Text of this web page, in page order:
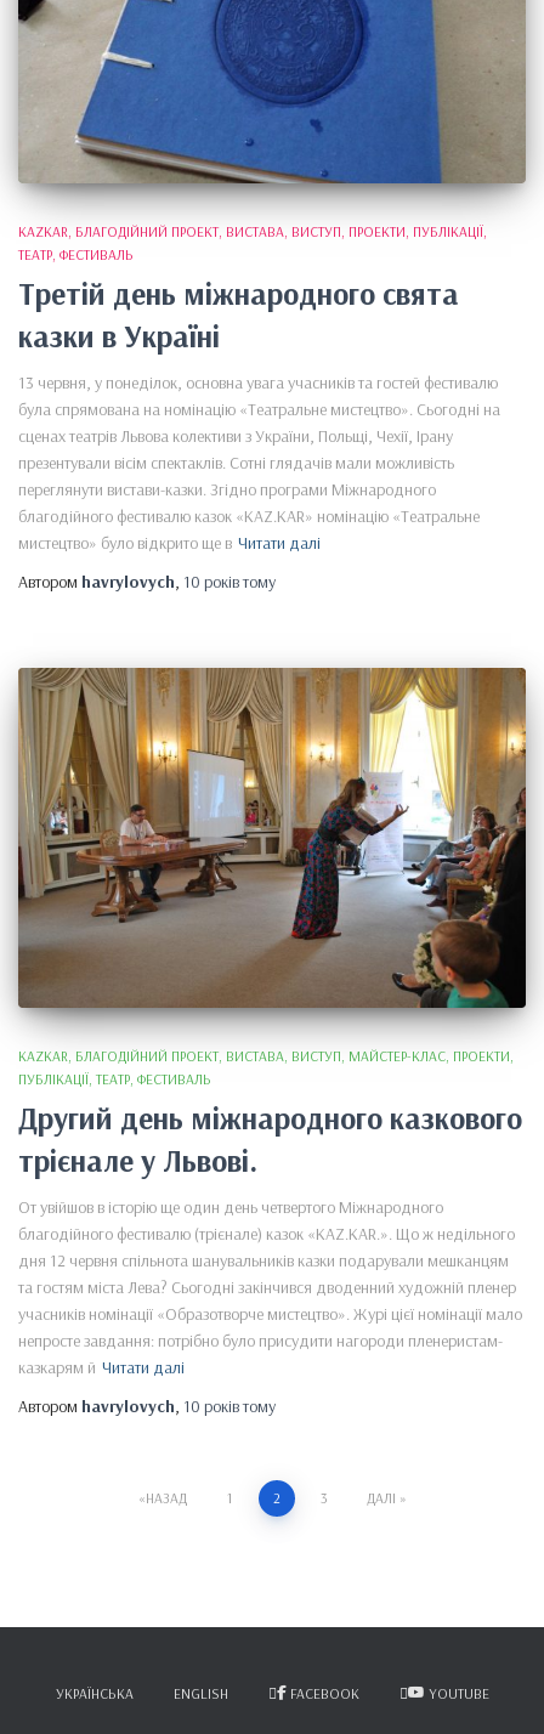
KAZKAR БЛАГОДІЙНИЙ ПРОЕКТ ВИСТАВА ВИСТУП ПРОЕКТИ ПУБЛІКАЦІЇ
ТЕАТР ФЕСТИВАЛЬ
Третій день міжнародного свята
казки в Україні
13 червня, у понеділок, основна увага учасників та гостей фестивалю
була спрямована на номінацію «Театральне мистецтво». Сьогодні на
сценах театрів Львова колективи з України, Польщі, Чехії, Ірану
презентували вісім спектаклів. Сотні глядачів мали можливість
переглянути вистави-казки. Згідно програми Міжнародного
благодійного фестивалю казок «KAZ.KAR» номінацію «Театральне
мистецтво» було відкрито ще в Читати далі
Автором havrylovych, 10 роківтому
KAZKAR БЛАГОДІЙНИЙ ПРОЕКТ ВИСТАВА ВИСТУП МАЙСТЕР-КЛАС ПРОЕКТИ
ПУБЛІКАЦІЇ ТЕАТР ФЕСТИВАЛЬ
Другий день міжнародного казкового
трієнале у Львові.
От увійшов в історію ще один день четвертого Міжнародного
благодійного фестивалю (трієнале) казок «KAZ.KAR.». Що ж недільного
дня 12 червня спільнота шанувальників казки подарували мешканцям
та гостям міста Лева? Сьогодні закінчився дводенний художній пленер
учасників номінації «Образотворче мистецтво». Журі цієї номінації мало
непросте завдання: потрібно було присудити нагороди пленеристам-
казкарям й Читати далі
Автором havrylovych, 10 роківтому
ПагінаціяНАЗАД 1 2 3 ДАЛІ
УКРАЇНСЬКА ENGLISH FACEBOOK YOUTUBE